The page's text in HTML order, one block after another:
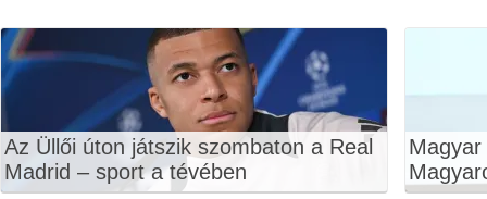
Az Üllői úton játszik szombaton a Real
Madrid – sport a tévében